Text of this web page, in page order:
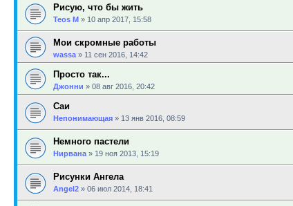
Рисую, что бы жить
Teos M » 10 апр 2017, 15:58
Мои скромные работы
wassa » 11 сен 2016, 14:42
Просто так...
Джонни » 08 авг 2016, 20:42
Саи
Непонимающая » 13 янв 2016, 08:59
Немного пастели
Нирвана » 19 ноя 2013, 15:19
Рисунки Ангела
Angel2 » 06 июл 2014, 18:41